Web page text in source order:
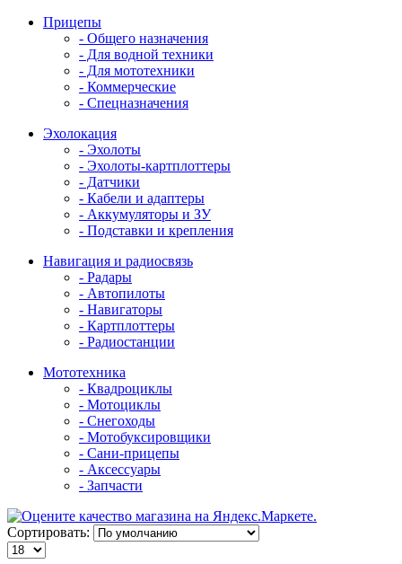
Прицепы
- Общего назначения
- Для водной техники
- Для мототехники
- Коммерческие
- Спецназначения
Эхолокация
- Эхолоты
- Эхолоты-картплоттеры
- Датчики
- Кабели и адаптеры
- Аккумуляторы и ЗУ
- Подставки и крепления
Навигация и радиосвязь
- Радары
- Автопилоты
- Навигаторы
- Картплоттеры
- Радиостанции
Мототехника
- Квадроциклы
- Мотоциклы
- Снегоходы
- Мотобуксировщики
- Сани-прицепы
- Аксессуары
- Запчасти
Сортировать: